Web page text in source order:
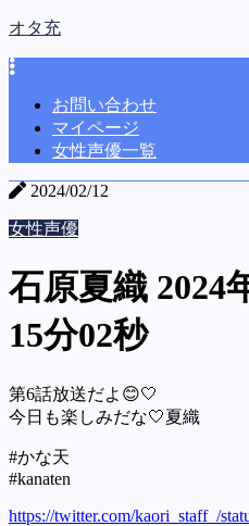
オタ充
お問い合わせ
マイページ
女性声優一覧
2024/02/12
女性声優
石原夏織 2024
15分02秒
第6話放送だよ😊🤍
今日も楽しみだな🤍夏織
#かな天
#kanaten
https://twitter.com/kaori_staff_/